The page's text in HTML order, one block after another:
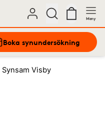
Meny
Boka synundersökning
Synsam Visby